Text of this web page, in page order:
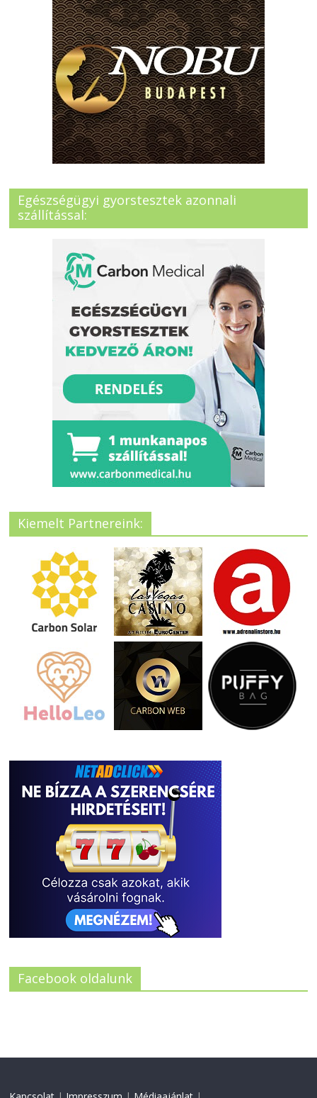
Egészségügyi gyorstesztek azonnali
szállítással:
Kiemelt Partnereink:
Facebook oldalunk